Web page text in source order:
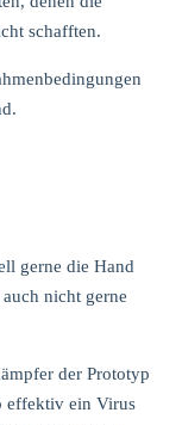
schafften.
gerne die Hand
nicht gerne
der Prototyp
effektiv ein Virus